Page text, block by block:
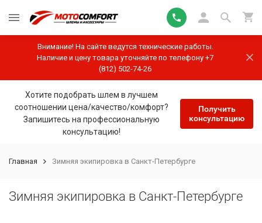
Внимание! На сайте ведутся технические работы.
Наличие и цену товара уточняйте по телефону +7
(812) 502-74-26
Хотите подобрать шлем в лучшем
соотношении цена/качество/комфорт?
Запишитесь на профессиональную
консультацию!
Получить
консультацию
Главная Зимняя экипировка в Санкт-Петербурге
Зимняя экипировка в Санкт-Петербурге